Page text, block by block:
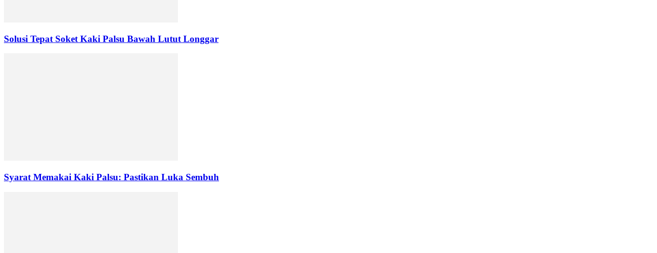
Solusi Tepat Soket Kaki Palsu Bawah Lutut Longgar
Syarat Memakai Kaki Palsu: Pastikan Luka Sembuh